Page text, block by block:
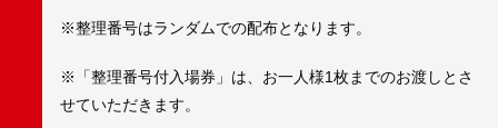
※整理番号はランダムでの配布となります。
※「整理番号付入場券」は、お一人様1枚までのお渡しとさ
せていただきます。